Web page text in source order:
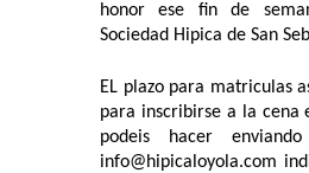
honor ese fin de
Sociedad Hipica de San
EL plazo para matriculas
para inscribirse a la cena
podeis hacer
info@hipicaloyola.com